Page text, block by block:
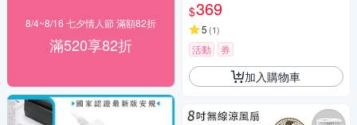
8/4~8/16 七夕情人節 滿額82折
滿520享82折
$369
5 (1)
活動 券
加入購物車